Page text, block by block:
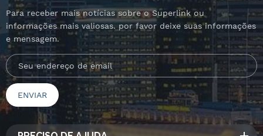
Para receber mais notícias sobre o Superlink ou
informações mais valiosas. por favor deixe suas informações
e mensagem.